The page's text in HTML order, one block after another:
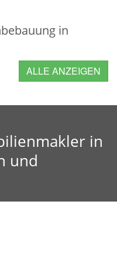
in
ALLE ANZEIGEN
in
und